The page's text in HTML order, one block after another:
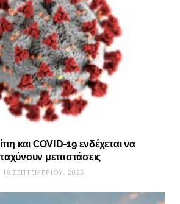
και COVID-19 ενδέχεται να
μεταστάσεις
18 ΣΕΠΤΕΜΒΡΊΟΥ, 2025